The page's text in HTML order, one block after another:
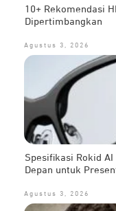
10+ Rekomendasi
Dipertimbangkan
Agustus 3, 2026
Spesifikasi Rokid AI
Depan untuk
Agustus 3, 2026